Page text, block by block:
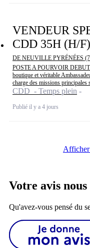
VENDEUR
CDD 35H (H/F)
DE NEUVILLE PYRÉNÉES
POSTE A POURVOIR DEBUT
boutique et véritable
charge des missions principales
CDD - Temps plein
Publié il y a 4 jours
Afficher
Votre avis nous
Qu'avez-vous pensé du